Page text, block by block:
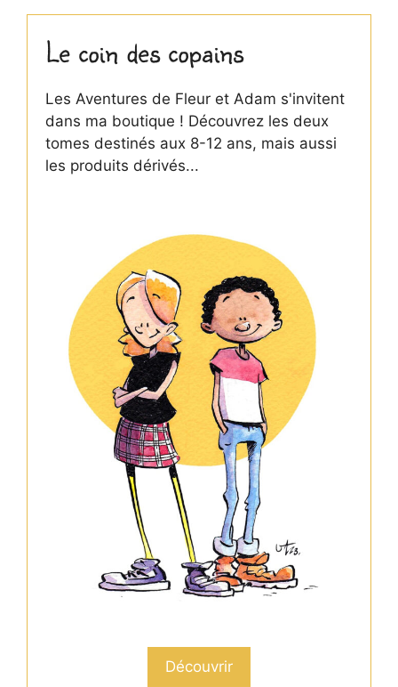
Le coin des copains
Les Aventures de Fleur et Adam s'invitent
dans ma boutique ! Découvrez les deux
tomes destinés aux 8-12 ans, mais aussi
les produits dérivés...
Découvrir